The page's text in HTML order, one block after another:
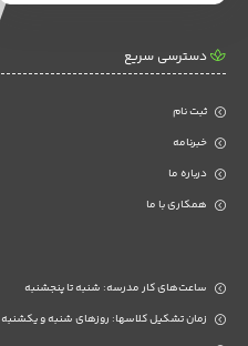
دسترسی سریع
ثبت نام
خبرنامه
درباره ما
همکاری با ما
ساعت‌های کار مدرسه: شنبه تا پنجشنبه
زمان تشکیل کلاسها: روزهای شنبه و یکشنبه